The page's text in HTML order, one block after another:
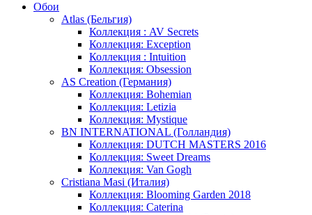
Обои
Atlas (Бельгия)
Коллекция : AV Secrets
Коллекция: Exception
Коллекция : Intuition
Коллекция: Obsession
AS Creation (Германия)
Коллекция: Bohemian
Коллекция: Letizia
Коллекция: Mystique
BN INTERNATIONAL (Голландия)
Коллекция: DUTCH MASTERS 2016
Коллекция: Sweet Dreams
Коллекция: Van Gogh
Cristiana Masi (Италия)
Коллекция: Blooming Garden 2018
Коллекция: Caterina